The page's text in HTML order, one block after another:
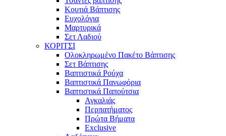
Κουτιά Βάπτισης
Ευχολόγια
Μαρτυρικά
Σετ Λαδιού
ΚΟΡΙΤΣΙ
Ολοκληρωμένο Πακέτο Βάπτισης
Σετ Βάπτισης
Βαπτιστικά Ρούχα
Βαπτιστικά Πανωφόρια
Βαπτιστικά Παπούτσια
Αγκαλιάς
Περπατήματος
Πρώτα Βήματα
Exclusive